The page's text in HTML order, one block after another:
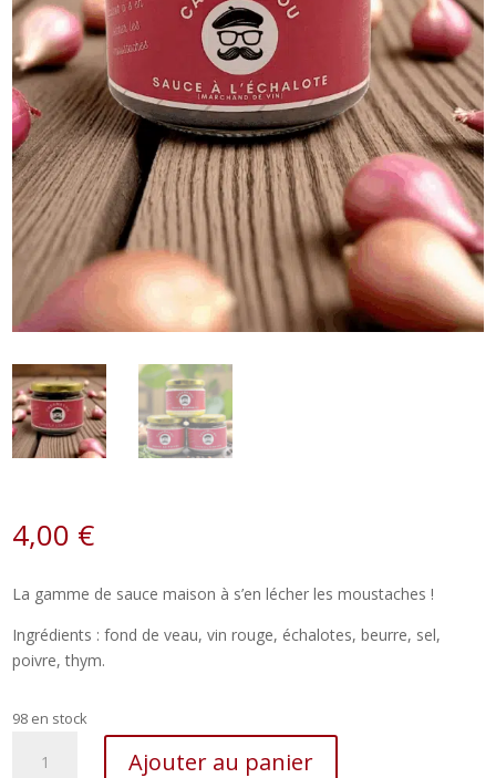
4,00 €
La gamme de sauce maison à s’en lécher les moustaches !
Ingrédients : fond de veau, vin rouge, échalotes, beurre, sel,
poivre, thym.
98 en stock
Ajouter au panier